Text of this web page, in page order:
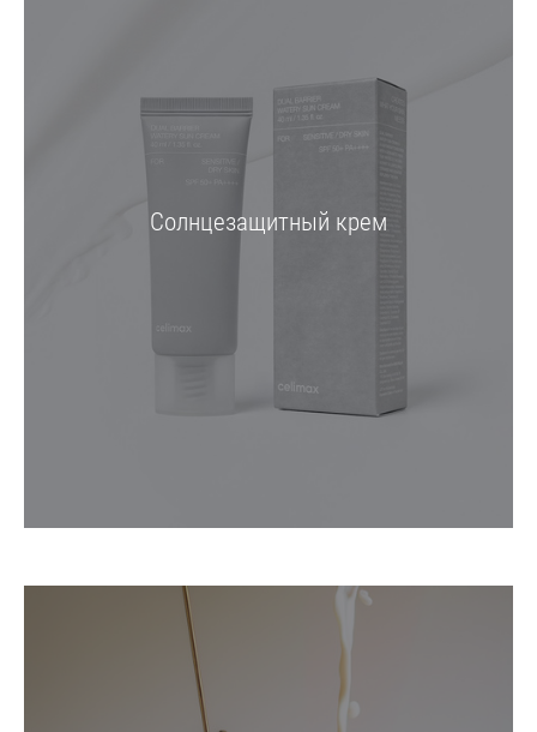
Солнцезащитный крем